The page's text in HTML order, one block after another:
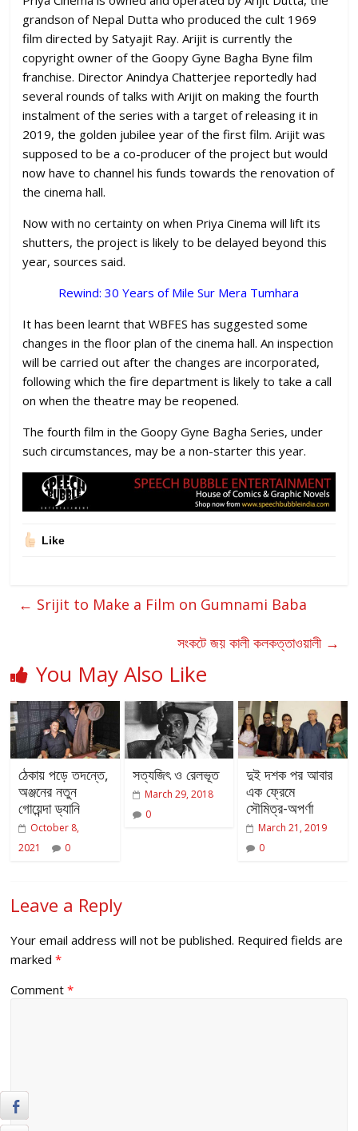
grandson of Nepal Dutta who produced the cult 1969
film directed by Satyajit Ray. Arijit is currently the
copyright owner of the Goopy Gyne Bagha Byne film
franchise. Director Anindya Chatterjee reportedly had
several rounds of talks with Arijit on making the fourth
instalment of the series with a target of releasing it in
2019, the golden jubilee year of the first film. Arijit was
supposed to be a co-producer of the project but would
now have to channel his funds towards the renovation of
the cinema hall.
Now with no certainty on when Priya Cinema will lift its
shutters, the project is likely to be delayed beyond this
year, sources said.
Rewind: 30 Years of Mile Sur Mera Tumhara
It has been learnt that WBFES has suggested some
changes in the floor plan of the cinema hall. An inspection
will be carried out after the changes are incorporated,
following which the fire department is likely to take a call
on when the theatre may be reopened.
The fourth film in the Goopy Gyne Bagha Series, under
such circumstances, may be a non-starter this year.
Like
← Srijit to Make a Film on Gumnami Baba
সংকটে জয় কালী কলকত্তাওয়ালী →
You May Also Like
ঠেকায় পড়ে তদন্তে,
অঞ্জনের নতুন
গোয়েন্দা ড্যানি
October 8,
2021
0
সত্যজিৎ ও রেলভূত
March 29, 2018
0
দুই দশক পর আবার
এক ফ্রেমে
সৌমিত্র-অপর্ণা
March 21, 2019
0
Leave a Reply
Your email address will not be published. Required fields are
marked*
Comment*